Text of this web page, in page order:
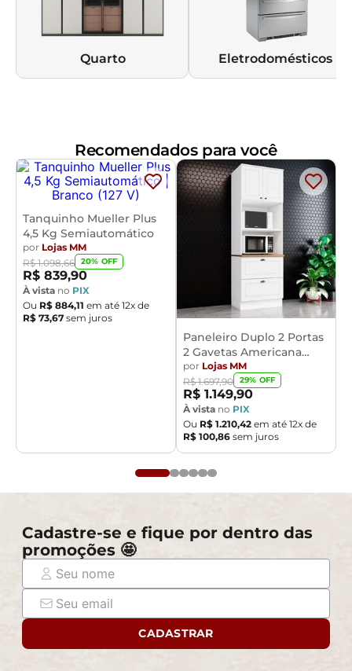
Quarto Eletrodomésticos
Recomendados para você
Tanquinho Mueller Plus
4,5 Kg Semiautomático
por Lojas MM
R$ 1.098,66 20% OFF
R$ 839,90
À vista no PIX
Ou R$ 884,11 em até 12x de
R$ 73,67 sem juros
Paneleiro Duplo 2 Portas
2 Gavetas Americana
Henn
por Lojas MM
R$ 1.697,90 29% OFF
R$ 1.149,90
À vista no PIX
Ou R$ 1.210,42 em até 12x de
R$ 100,86 sem juros
Cadastre-se e fique por dentro das
promoções 🤩
CADASTRAR